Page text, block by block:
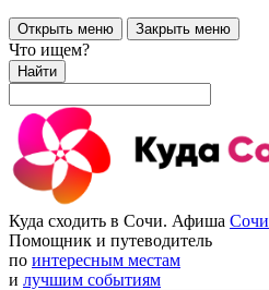
Открыть меню Закрыть меню
Что ищем?
Найти
Куда сходить в Сочи. Афиша Сочи
Помощник и путеводитель
по интересным местам
и лучшим событиям